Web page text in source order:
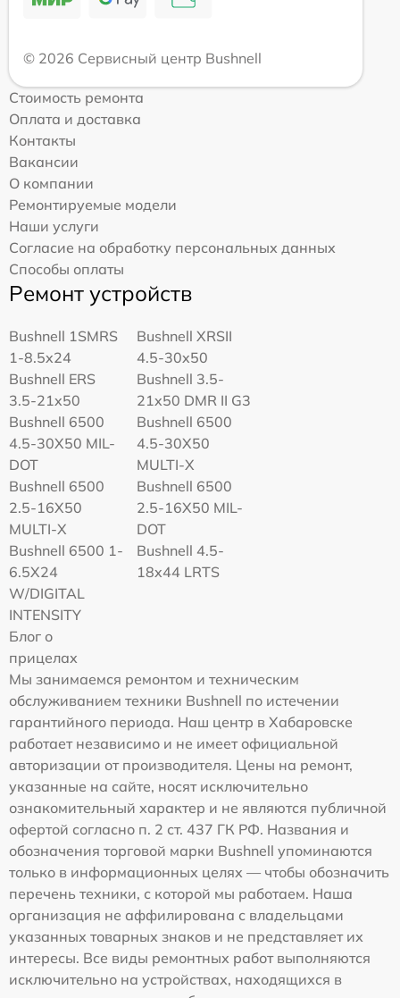
© 2026 Сервисный центр Bushnell
Стоимость ремонта
Оплата и доставка
Контакты
Вакансии
О компании
Ремонтируемые модели
Наши услуги
Согласие на обработку персональных данных
Способы оплаты
Ремонт устройств
Bushnell 1SMRS
1-8.5x24
Bushnell XRSII
4.5-30x50
Bushnell ERS
3.5-21x50
Bushnell 3.5-
21x50 DMR II G3
Bushnell 6500
4.5-30X50 MIL-
DOT
Bushnell 6500
4.5-30X50
MULTI-X
Bushnell 6500
2.5-16X50
MULTI-X
Bushnell 6500
2.5-16X50 MIL-
DOT
Bushnell 6500 1-
6.5X24
W/DIGITAL
INTENSITY
Bushnell 4.5-
18x44 LRTS
Блог о
прицелах
Мы занимаемся ремонтом и техническим
обслуживанием техники Bushnell по истечении
гарантийного периода. Наш центр в Хабаровске
работает независимо и не имеет официальной
авторизации от производителя. Цены на ремонт,
указанные на сайте, носят исключительно
ознакомительный характер и не являются публичной
офертой согласно п. 2 ст. 437 ГК РФ. Названия и
обозначения торговой марки Bushnell упоминаются
только в информационных целях — чтобы обозначить
перечень техники, с которой мы работаем. Наша
организация не аффилирована с владельцами
указанных товарных знаков и не представляет их
интересы. Все виды ремонтных работ выполняются
исключительно на устройствах, находящихся в